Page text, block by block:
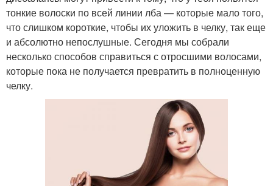
тонкие волоски по всей линии лба — которые мало того,
что слишком короткие, чтобы их уложить в челку, так еще
и абсолютно непослушные. Сегодня мы собрали
несколько способов справиться с отросшими волосами,
которые пока не получается превратить в полноценную
челку.